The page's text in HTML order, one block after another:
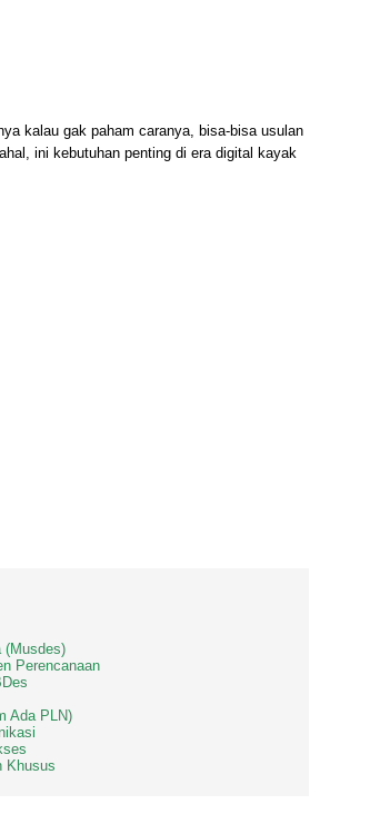
kalau gak paham caranya, bisa-bisa usulan
ini kebutuhan penting di era digital kayak
(Musdes)
Perencanaan
Ada PLN)
Khusus